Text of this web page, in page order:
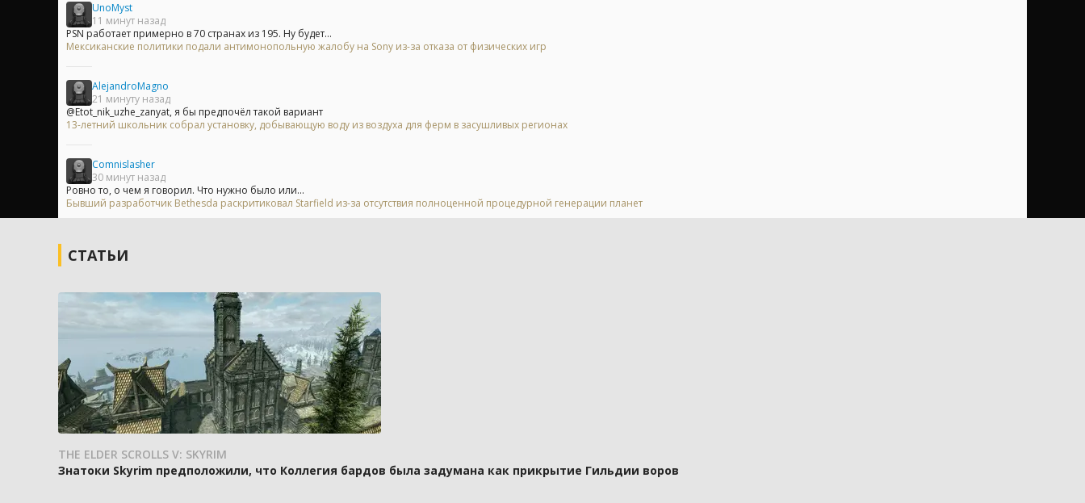
UnoMyst
11 минут назад
PSN работает примерно в 70 странах из 195. Ну будет...
Мексиканские политики подали антимонопольную жалобу на Sony из-за отказа от физических игр
AlejandroMagno
21 минуту назад
@Etot_nik_uzhe_zanyat, я бы предпочёл такой вариант
13-летний школьник собрал установку, добывающую воду из воздуха для ферм в засушливых регионах
Comnislasher
30 минут назад
Ровно то, о чем я говорил. Что нужно было или...
Бывший разработчик Bethesda раскритиковал Starfield из-за отсутствия полноценной процедурной генерации планет
СТАТЬИ
THE ELDER SCROLLS V: SKYRIM
Знатоки Skyrim предположили, что Коллегия бардов была задумана как прикрытие Гильдии воров